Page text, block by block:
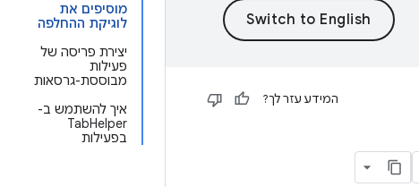
מוסיפים את
לוגיקת ההחלפה
יצירת פריסה של
פעילות
מבוססת-גרסאות
איך להשתמש ב-
TabHelper
בפעילות
המידע עזר לך?